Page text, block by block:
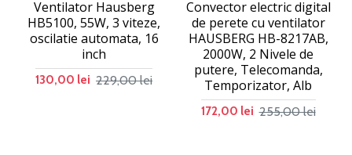
Ventilator Hausberg
HB5100, 55W, 3 viteze,
oscilatie automata, 16
inch
130,00 lei 229,00 lei
Convector electric digital
de perete cu ventilator
HAUSBERG HB-8217AB,
2000W, 2 Nivele de
putere, Telecomanda,
Temporizator, Alb
172,00 lei 255,00 lei